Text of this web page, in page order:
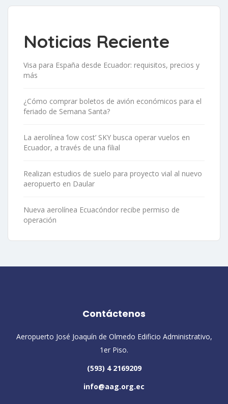
Noticias Reciente
Visa para España desde Ecuador: requisitos, precios y
más
¿Cómo comprar boletos de avión económicos para el
feriado de Semana Santa?
La aerolínea ‘low cost’ SKY busca operar vuelos en
Ecuador, a través de una filial
Realizan estudios de suelo para proyecto vial al nuevo
aeropuerto en Daular
Nueva aerolínea Ecuacóndor recibe permiso de
operación
Contáctenos
Aeropuerto José Joaquín de Olmedo Edificio Administrativo,
1er Piso.
(593) 4 2169209
info@aag.org.ec